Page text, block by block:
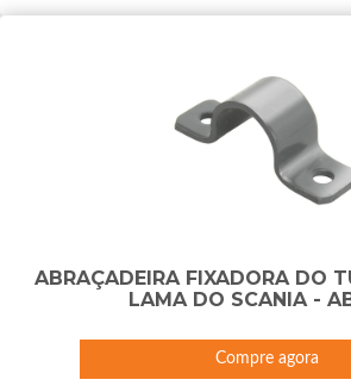
ABRAÇADEIRA FIXADORA DO
LAMA DO SCANIA -
Compre agora